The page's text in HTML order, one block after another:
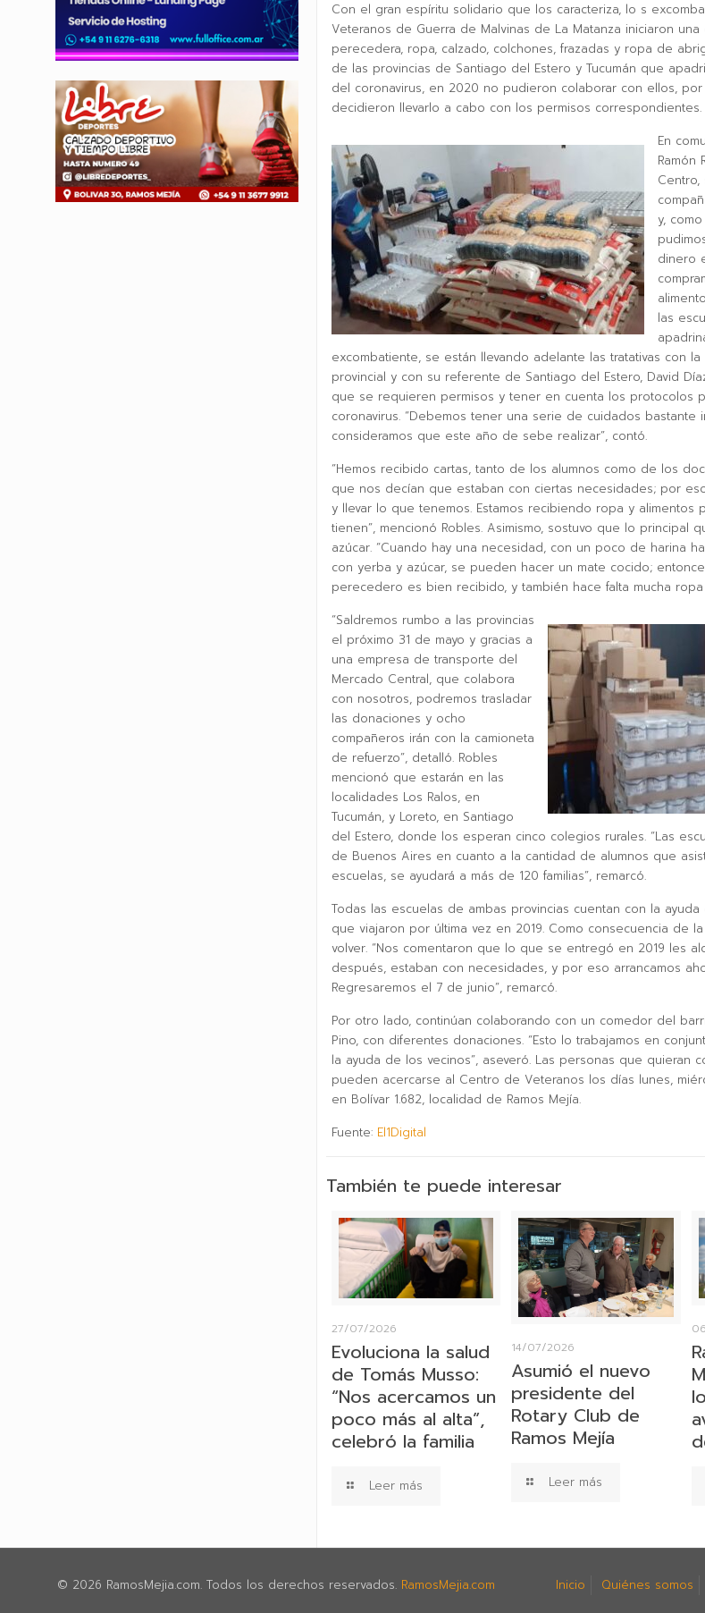
Con el gran espíritu solidario que los caracteriza, lo s
Veteranos de Guerra de Malvinas de La Matanza iniciaron
perecedera, ropa, calzado, colchones, frazadas y ropa de
de las provincias de Santiago del Estero y Tucumán que
del coronavirus, en 2020 no pudieron colaborar con ellos,
decidieron llevarlo a cabo con los permisos correspondientes.
En
Ramón
Centro,
y,
dinero
las
excombatiente, se están llevando adelante las tratativas con
provincial y con su referente de Santiago del Estero, David
que se requieren permisos y tener en cuenta los protocolos
coronavirus. “Debemos tener una serie de cuidados bastante
consideramos que este año de sebe realizar”, contó.
“Hemos recibido cartas, tanto de los alumnos como de los
que nos decían que estaban con ciertas necesidades; por
y llevar lo que tenemos. Estamos recibiendo ropa y alimentos
tienen”, mencionó Robles. Asimismo, sostuvo que lo principal
azúcar. “Cuando hay una necesidad, con un poco de harina
con yerba y azúcar, se pueden hacer un mate cocido;
perecedero es bien recibido, y también hace falta mucha ropa
“Saldremos rumbo a las provincias
el próximo 31 de mayo y gracias a
una empresa de transporte del
Mercado Central, que colabora
con nosotros, podremos trasladar
las donaciones y ocho
compañeros irán con la camioneta
de refuerzo”, detalló. Robles
mencionó que estarán en las
localidades Los Ralos, en
Tucumán, y Loreto, en Santiago
del Estero, donde los esperan cinco colegios rurales. “Las
de Buenos Aires en cuanto a la cantidad de alumnos que
escuelas, se ayudará a más de 120 familias”, remarcó.
Todas las escuelas de ambas provincias cuentan con la
que viajaron por última vez en 2019. Como consecuencia de
volver. “Nos comentaron que lo que se entregó en 2019 les
después, estaban con necesidades, y por eso arrancamos
Regresaremos el 7 de junio”, remarcó.
Por otro lado, continúan colaborando con un comedor del
Pino, con diferentes donaciones. “Esto lo trabajamos en
la ayuda de los vecinos”, aseveró. Las personas que quieran
pueden acercarse al Centro de Veteranos los días lunes,
en Bolívar 1.682, localidad de Ramos Mejía.
Fuente: El1Digital
También te puede interesar
27/07/2026
Evoluciona la salud
de Tomás Musso:
“Nos acercamos un
poco más al alta”,
celebró la familia
Leer más
14/07/2026
Asumió el nuevo
presidente del
Rotary Club de
Ramos Mejía
Leer más
© 2026 RamosMejia.com. Todos los derechos reservados. RamosMejia.com Inicio Quiénes somos